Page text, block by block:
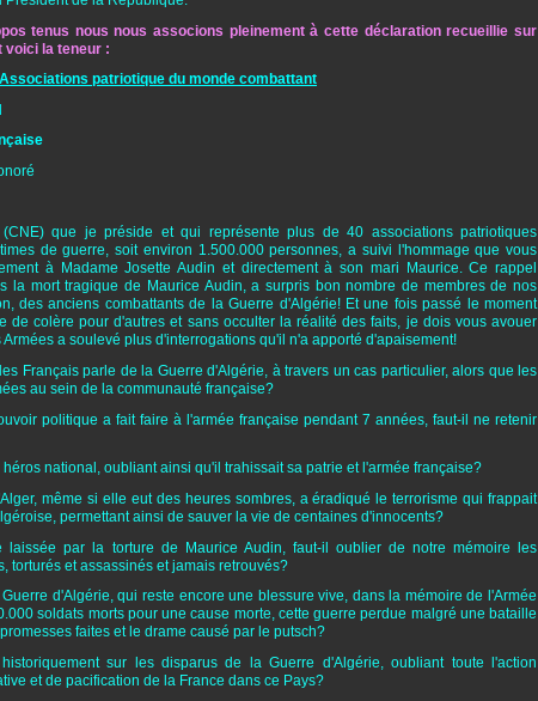
tenus nous nous associons pleinement à cette déclaration recueillie sur
voici la teneur :
patriotique du monde combattant
que je préside et qui représente plus de 40 associations patriotiques
de guerre, soit environ 1.500.000 personnes, a suivi l'hommage que vous
à Madame Josette Audin et directement à son mari Maurice. Ce rappel
la mort tragique de Maurice Audin, a surpris bon nombre de membres de nos
des anciens combattants de la Guerre d'Algérie! Et une fois passé le moment
de colère pour d'autres et sans occulter la réalité des faits, je dois vous avouer
a soulevé plus d'interrogations qu'il n'a apporté d'apaisement!
Français parle de la Guerre d'Algérie, à travers un cas particulier, alors que les
au sein de la communauté française?
politique a fait faire à l'armée française pendant 7 années, faut-il ne retenir
national, oubliant ainsi qu'il trahissait sa patrie et l'armée française?
même si elle eut des heures sombres, a éradiqué le terrorisme qui frappait
permettant ainsi de sauver la vie de centaines d'innocents?
laissée par la torture de Maurice Audin, faut-il oublier de notre mémoire les
torturés et assassinés et jamais retrouvés?
d'Algérie, qui reste encore une blessure vive, dans la mémoire de l'Armée
soldats morts pour une cause morte, cette guerre perdue malgré une bataille
faites et le drame causé par le putsch?
sur les disparus de la Guerre d'Algérie, oubliant toute l'action
et de pacification de la France dans ce Pays?